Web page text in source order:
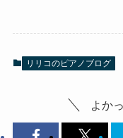
リリコのピアノブログ
よか